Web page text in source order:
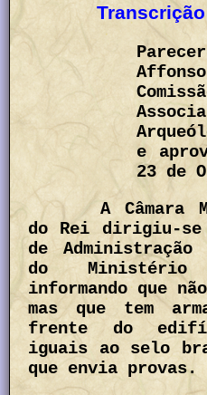
e
23 de
A Câmara
do Rei dirigiu-se
de
do
informando que
mas que tem
frente do
iguais ao selo
que envia provas.